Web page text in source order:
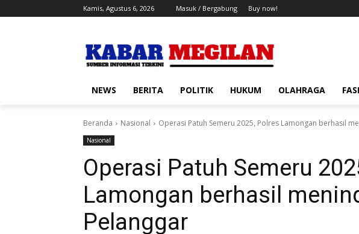
Kamis, Agustus 6, 2026 Masuk / Bergabung Buy now!
NEWS BERITA POLITIK HUKUM OLAHRAGA
Beranda Nasional Operasi Patuh Semeru 2025, Polres Lamongan berhasil
Nasional
Operasi Patuh Semeru
Lamongan berhasil
Pelanggar